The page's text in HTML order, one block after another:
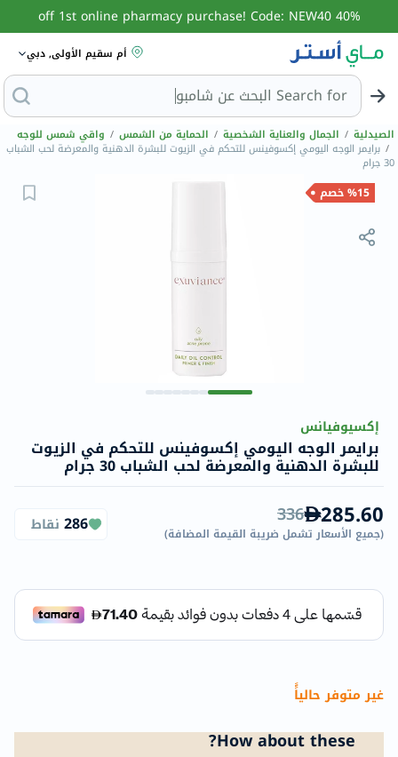
40% off 1st online pharmacy purchase! Code: NEW40
أم سقيم الأولى, دبي
Search for البحث
الصيدلية / الجمال والعناية الشخصية / الحماية من الشمس / واقي شمس للوجه
/ برايمر الوجه اليومي إكسوفينس للتحكم في الزيوت للبشرة الدهنية والمعرضة لحب الشباب
30 جرام
%15 خصم
إكسيوفيانس
برايمر الوجه اليومي إكسوفينس للتحكم في الزيوت
للبشرة الدهنية والمعرضة لحب الشباب 30 جرام
285.60
336
(جميع الأسعار تشمل ضريبة القيمة المضافة)
286 نقاط
غير متوفر حالياًً
How about these?